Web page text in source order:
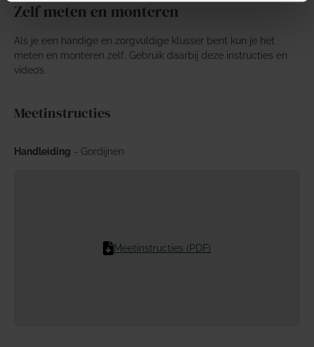
Zelf meten en monteren
Als je een handige en zorgvuldige klusser bent kun je het
meten en monteren zelf. Gebruik daarbij deze instructies en
video’s.
Meetinstructies
Handleiding - Gordijnen
Meetinstructies (PDF)